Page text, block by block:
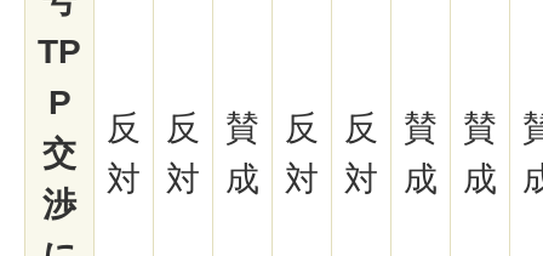
TP
P
交
渉
反
対
反
対
賛
成
反
対
反
対
賛
成
賛
成